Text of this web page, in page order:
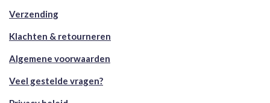
Verzending
Klachten & retourneren
Algemene voorwaarden
Veel gestelde vragen?